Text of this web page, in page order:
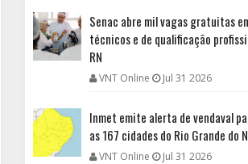
Senac abre mil vagas gratuitas
técnicos e de qualificação
RN
VNT Online Jul 31 2026
Inmet emite alerta de vendaval
as 167 cidades do Rio Grande do
VNT Online Jul 31 2026